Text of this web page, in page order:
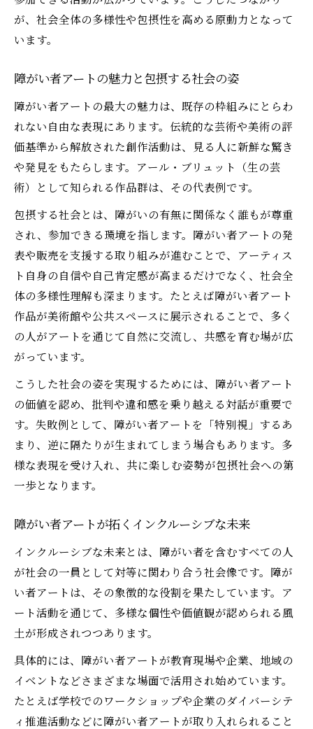
が、社会全体の多様性や包摂性を高める原動力となって
います。
障がい者アートの魅力と包摂する社会の姿
障がい者アートの最大の魅力は、既存の枠組みにとらわ
れない自由な表現にあります。伝統的な芸術や美術の評
価基準から解放された創作活動は、見る人に新鮮な驚き
や発見をもたらします。アール・ブリュット（生の芸
術）として知られる作品群は、その代表例です。
包摂する社会とは、障がいの有無に関係なく誰もが尊重
され、参加できる環境を指します。障がい者アートの発
表や販売を支援する取り組みが進むことで、アーティス
ト自身の自信や自己肯定感が高まるだけでなく、社会全
体の多様性理解も深まります。たとえば障がい者アート
作品が美術館や公共スペースに展示されることで、多く
の人がアートを通じて自然に交流し、共感を育む場が広
がっています。
こうした社会の姿を実現するためには、障がい者アート
の価値を認め、批判や違和感を乗り越える対話が重要で
す。失敗例として、障がい者アートを「特別視」するあ
まり、逆に隔たりが生まれてしまう場合もあります。多
様な表現を受け入れ、共に楽しむ姿勢が包摂社会への第
一歩となります。
障がい者アートが拓くインクルーシブな未来
インクルーシブな未来とは、障がい者を含むすべての人
が社会の一員として対等に関わり合う社会像です。障が
い者アートは、その象徴的な役割を果たしています。ア
ート活動を通じて、多様な個性や価値観が認められる風
土が形成されつつあります。
具体的には、障がい者アートが教育現場や企業、地域の
イベントなどさまざまな場面で活用され始めています。
たとえば学校でのワークショップや企業のダイバーシテ
ィ推進活動などに障がい者アートが取り入れられること